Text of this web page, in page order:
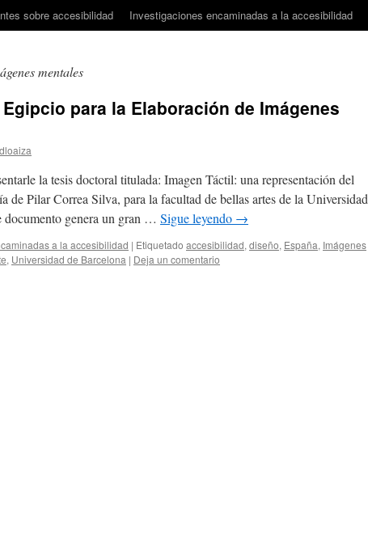
sobre accesibilidad Investigaciones encaminadas a la accesibilidad
mentales
para la Elaboración de Imágenes
la tesis doctoral titulada: Imagen Táctil: una representación del
de Pilar Correa Silva, para la facultad de bellas artes de la Universidad
documento genera un gran … Sigue leyendo →
a la accesibilidad | Etiquetado accesibilidad, diseño, España, Imágenes
, Universidad de Barcelona | Deja un comentario